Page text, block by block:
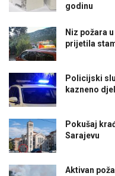
godinu
Niz požara
prijetila
Policijski
kazneno
Pokušaj
Sarajevu
Aktivan